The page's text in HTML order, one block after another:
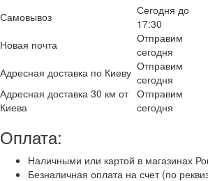
Самовывоз
Сегодня до
17:30
Новая почта
Отправим
сегодня
Адресная доставка по Киеву Отправим
сегодня
Адресная доставка 30 км от
Киева
Отправим
сегодня
Оплата:
Наличными или картой в магазинах
Безналичная оплата на счет (по